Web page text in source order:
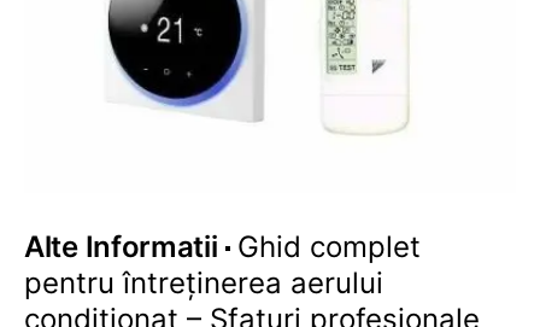
Alte Informatii
Ghid complet
pentru întreținerea aerului
condiționat – Sfaturi profesionale